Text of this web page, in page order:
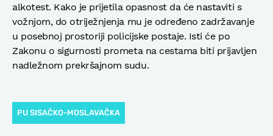
alkotest. Kako je prijetila opasnost da će nastaviti s
vožnjom, do otriježnjenja mu je određeno zadržavanje
u posebnoj prostoriji policijske postaje. Isti će po
Zakonu o sigurnosti prometa na cestama biti prijavljen
nadležnom prekršajnom sudu.
PU SISAČKO-MOSLAVAČKA